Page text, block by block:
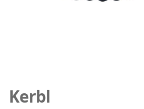
naar
het
Kerbl